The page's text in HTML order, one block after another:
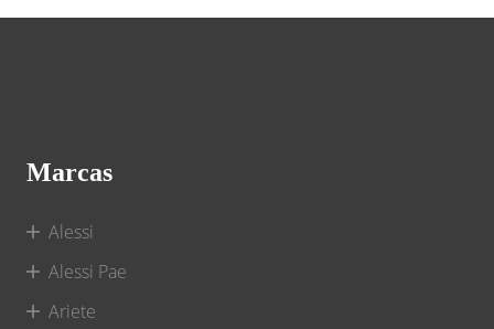
Marcas
Alessi
Alessi Pae
Ariete